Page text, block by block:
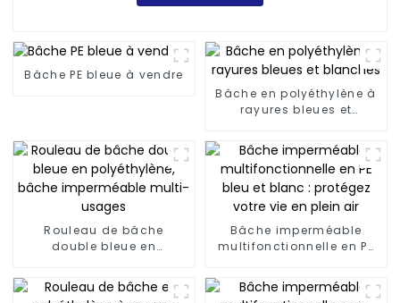
Bâche PE bleue à vendre
Bâche en polyéthylène à
rayures bleues et
Rouleau de bâche
double bleue en
imperméable multi-
usages
Bâche imperméable
multifonctionnelle en PE
votre vie en plein air